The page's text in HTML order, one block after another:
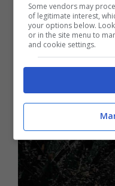
Immaginate che
Some vendors may
of legitimate interest,
your options below.
or in the site menu to
and cookie settings.